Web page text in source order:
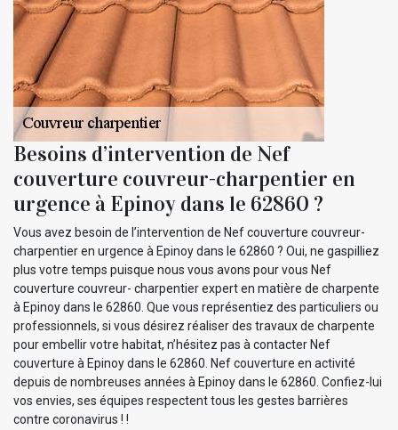
Besoins d’intervention de Nef
couverture couvreur-charpentier en
urgence à Epinoy dans le 62860 ?
Vous avez besoin de l’intervention de Nef couverture couvreur-
charpentier en urgence à Epinoy dans le 62860 ? Oui, ne gaspilliez
plus votre temps puisque nous vous avons pour vous Nef
couverture couvreur- charpentier expert en matière de charpente
à Epinoy dans le 62860. Que vous représentiez des particuliers ou
professionnels, si vous désirez réaliser des travaux de charpente
pour embellir votre habitat, n’hésitez pas à contacter Nef
couverture à Epinoy dans le 62860. Nef couverture en activité
depuis de nombreuses années à Epinoy dans le 62860. Confiez-lui
vos envies, ses équipes respectent tous les gestes barrières
contre coronavirus ! !